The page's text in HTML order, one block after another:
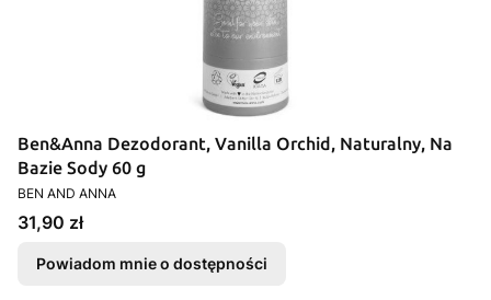
Ben&Anna Dezodorant, Vanilla Orchid, Naturalny, Na
Bazie Sody 60 g
PRODUCENT
BEN AND ANNA
Cena
31,90 zł
Powiadom mnie o dostępności